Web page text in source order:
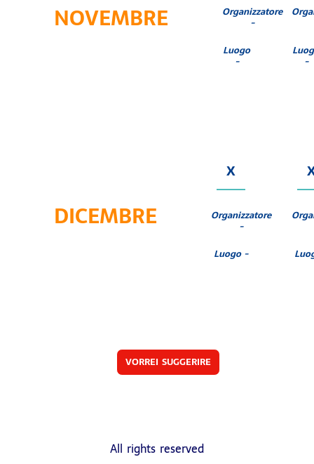
NOVEMBRE Organizzatore
-
Luogo
- -
DICEMBRE
X
Organizzatore
-
Luogo -
VORREI SUGGERIRE
All rights reserved